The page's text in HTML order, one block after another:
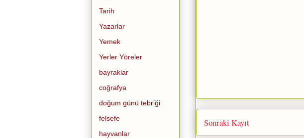
Sonraki Kayıt
Tarih
Yazarlar
Yemek
Yerler Yöreler
bayraklar
coğrafya
doğum günü tebriği
felsefe
hayvanlar